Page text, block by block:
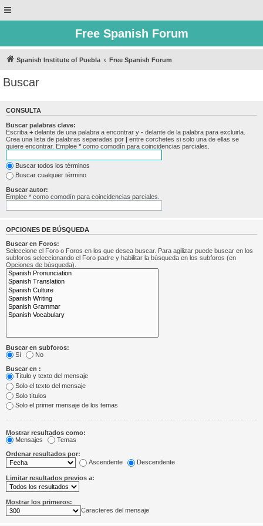
Free Spanish Forum
Spanish Institute of Puebla Free Spanish Forum
Buscar
CONSULTA
Buscar palabras clave:
Escriba + delante de una palabra a encontrar y - delante de la palabra para excluirla.
Crea una lista de palabras separadas por | entre corchetes si solo una de ellas se
quiere encontrar. Emplee * como comodín para coincidencias parciales.
Buscar todos los términos
Buscar cualquier término
Buscar autor:
Emplee * como comodín para coincidencias parciales.
OPCIONES DE BÚSQUEDA
Buscar en Foros:
Seleccione el Foro o Foros en los que desea buscar. Para agilizar puede buscar en los
subforos seleccionando el Foro padre y habilitar la búsqueda en los subforos (en
Opciones de búsqueda).
Buscar en subforos:
Sí
No
Buscar en :
Título y texto del mensaje
Solo el texto del mensaje
Solo títulos
Solo el primer mensaje de los temas
Mostrar resultados como:
Mensajes
Temas
Ordenar resultados por:
Ascendente
Descendente
Limitar resultados previos a:
Mostrar los primeros:
Caracteres del mensaje